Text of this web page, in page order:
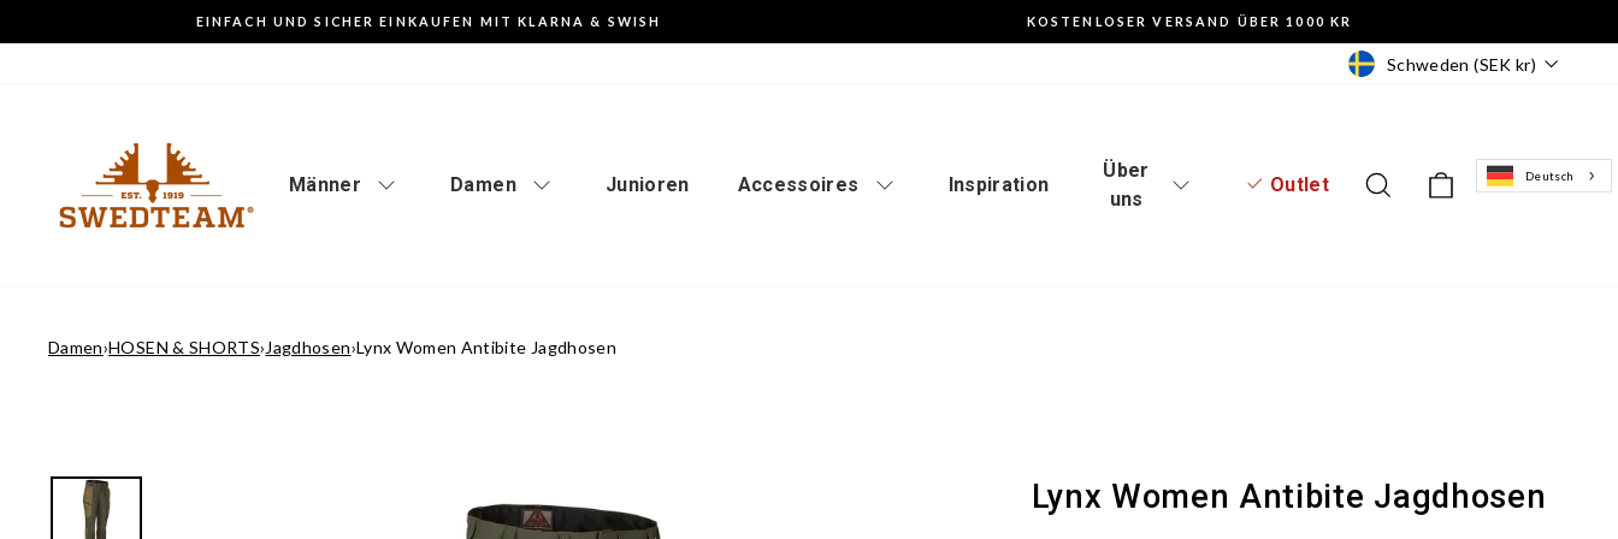
Anhalten
EINFACH UND SICHER EINKAUFEN MIT KLARNA & SWISH KOSTENLOSER VERSAND ÜBER 1000 KR
Währung
Schweden (SEK kr)
Männer Damen Junioren Accessoires Inspiration
Über
uns
Outlet Einloggen auf der Website
Suche Einkaufskorb
Deutsch
Damen›HOSEN & SHORTS›Jagdhosen›Lynx Women Antibite Jagdhosen
Lynx Women Antibite Jagdhosen